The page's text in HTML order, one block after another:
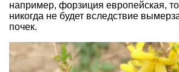
например, форзиция европейская,
никогда не будет вследствие
почек.